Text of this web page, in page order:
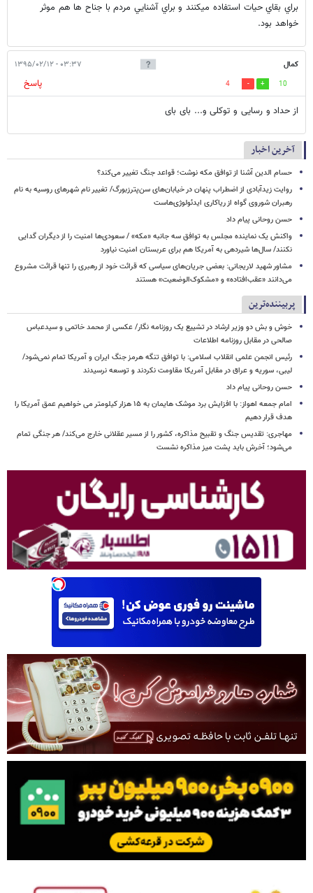
براي بقاي حيات استفاده ميكنند و براي آشنايي مردم با جناح ها هم موثر
خواهد بود.
کمال ۰۳:۳۷ - ۱۳۹۵/۰۲/۱۲
10
4
پاسخ
از حداد و رسایی و توکلی و... بای بای
آخرین اخبار
حسام الدین آشنا از توافق مکه نوشت؛ قواعد جنگ تغییر می‌کند؟
روایت زیدآبادی از اضطراب پنهان در خیابان‌های سن‌پترزبورگ/ تغییر نام شهرهای روسیه به نام
رهبران شوروی گواه از ریاکاری ایدئولوژی‌هاست
حسن روحانی پیام داد
واکنش یک نماینده مجلس به توافق سه جانبه «مکه» / سعودی‌ها امنیت را از دیگران گدایی
نکنند/ سال‌ها شیردهی به آمریکا هم برای عربستان امنیت نیاورد
مشاور شهید لاریجانی: بعضی جریان‌های سیاسی که قرائت خود از رهبری را تنها قرائت مشروع
می‌دانند «عقب‌افتاده» و «مشکوک‌الوضعیت» هستند
پربیننده‌ترین
خوش و بش دو وزیر ارشاد در تشییع یک روزنامه نگار/ عکسی از محمد خاتمی و سیدعباس
صالحی در مقابل روزنامه اطلاعات
رئیس انجمن علمی انقلاب اسلامی: با توافق تنگه هرمز جنگ ایران و آمریکا تمام نمی‌شود/
لیبی، سوریه و عراق در مقابل آمریکا مقاومت نکردند و توسعه نرسیدند
حسن روحانی پیام داد
امام‌ جمعه اهواز: با افزایش برد موشک هایمان به ۱۵ هزار کیلومتر می خواهیم عمق آمریکا را
هدف قرار دهیم
مهاجری: تقدیس جنگ و تقبیح مذاکره، کشور را از مسیر عقلانی خارج می‌کند/ هر جنگی تمام
می‌شود؛ آخرش باید پشت میز مذاکره نشست